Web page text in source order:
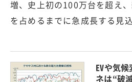
増、史上初の100万台を超え
を占めるまでに急成長する見
EVや気
ネは“破